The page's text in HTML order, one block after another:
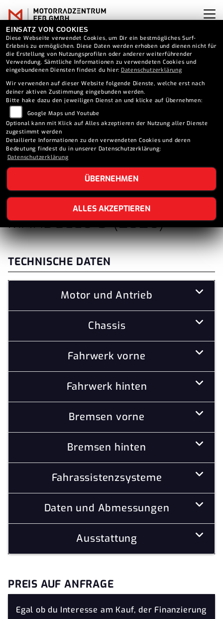
MOTO GUZZI V100
MANDELLO S (2026)
TECHNISCHE DATEN
Motor und Antrieb
Chassis
Fahrwerk vorne
Fahrwerk hinten
Bremsen vorne
Bremsen hinten
Fahrassistenzsysteme
Daten und Abmessungen
Ausstattung
PREIS AUF ANFRAGE
Egal ob du Interesse am Kauf, der Finanzierung
EINSATZ VON COOKIES
Diese Webseite verwendet Cookies, um Dir ein bestmögliches Surf-
Erlebnis zu ermöglichen. Diese Daten werden erhoben und dienen nicht für
die Erstellung von Nutzungsprofilen oder anderer weiterführender
Verwendung. Sämtliche Informationen zu verwendeten Cookies und
eingebundenen Diensten findest du hier: Datenschutzerklärung
Wir verwenden auf dieser Website folgende Dienste, welche erst nach
deiner aktiven Zustimmung eingebunden werden.
Bitte hake dazu den jeweiligen Dienst an und klicke auf Übernehmen:
Google Maps und Youtube
Optional kann mit Klick auf Alles akzeptieren der Nutzung aller Dienste
zugestimmt werden
Detailierte Informationen zu den verwendeten Cookies und deren
Bedeutung findest du in unserer Datenschutzerklärung:
Datenschutzerklärung
ÜBERNEHMEN
ALLES AKZEPTIEREN